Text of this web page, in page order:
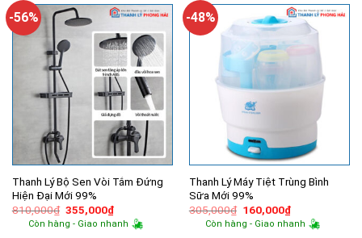
100,000₫.
250,000₫.
-56%
Thanh Lý Bộ Sen Vòi Tắm Đứng
Hiện Đại Mới 99%
810,000₫ Giá
gốc
là:
355,000₫Giá
hiện
tại
Còn hàng - Giao nhanh
-48%
Thanh Lý Máy Tiệt Trùng Bình
Sữa Mới 99%
305,000₫ Giá
gốc
là:
160,000₫Giá
hiện
tại
Còn hàng - Giao nhanh